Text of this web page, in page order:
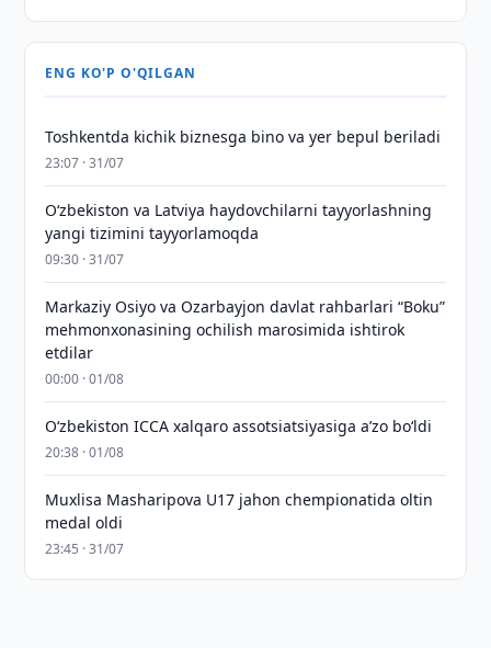
ENG KO'P O'QILGAN
Toshkentda kichik biznesga bino va yer bepul beriladi
23:07 · 31/07
Oʻzbekiston va Latviya haydovchilarni tayyorlashning
yangi tizimini tayyorlamoqda
09:30 · 31/07
Markaziy Osiyo va Ozarbayjon davlat rahbarlari “Boku”
mehmonxonasining ochilish marosimida ishtirok
etdilar
00:00 · 01/08
O‘zbekiston ICCA xalqaro assotsiatsiyasiga aʼzo bo‘ldi
20:38 · 01/08
Muxlisa Masharipova U17 jahon chempionatida oltin
medal oldi
23:45 · 31/07